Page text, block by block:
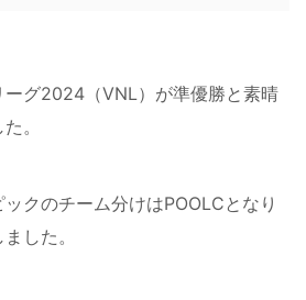
ーグ2024（VNL）が準優勝と素晴
。
クのチーム分けはPOOLCとなり
した。